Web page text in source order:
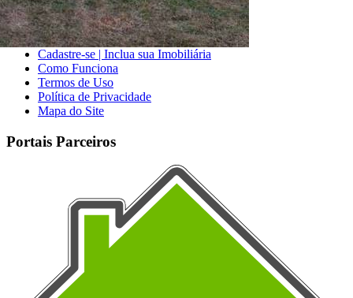
Sobre o Portal
Anuncie seu Imóvel
Cadastre-se | Inclua sua Imobiliária
Como Funciona
Termos de Uso
Política de Privacidade
Mapa do Site
Portais Parceiros